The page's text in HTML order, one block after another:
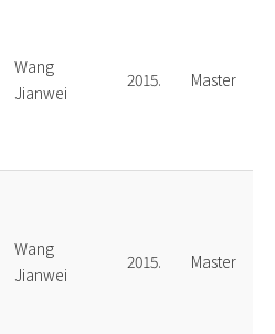
Wang
Jianwei
2015. Master
Wang
Jianwei
2015. Master